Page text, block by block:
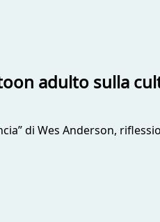
adulto sulla
di Wes Anderson,